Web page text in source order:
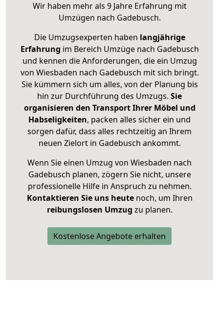
Wir haben mehr als 9 Jahre Erfahrung mit
Umzügen nach Gadebusch.
Die Umzugsexperten haben langjährige
Erfahrung im Bereich Umzüge nach Gadebusch
und kennen die Anforderungen, die ein Umzug
von Wiesbaden nach Gadebusch mit sich bringt.
Sie kümmern sich um alles, von der Planung bis
hin zur Durchführung des Umzugs. Sie
organisieren den Transport Ihrer Möbel und
Habseligkeiten, packen alles sicher ein und
sorgen dafür, dass alles rechtzeitig an Ihrem
neuen Zielort in Gadebusch ankommt.
Wenn Sie einen Umzug von Wiesbaden nach
Gadebusch planen, zögern Sie nicht, unsere
professionelle Hilfe in Anspruch zu nehmen.
Kontaktieren Sie uns heutenoch, um Ihren
reibungslosen Umzug zu planen.
Kostenlose Angebote erhalten